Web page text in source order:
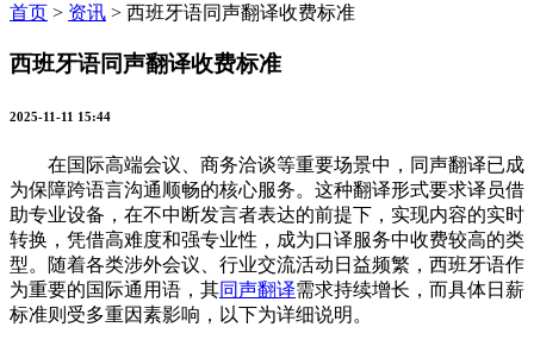
首页 > 资讯 > 西班牙语同声翻译收费标准
西班牙语同声翻译收费标准
2025-11-11 15:44
在国际高端会议、商务洽谈等重要场景中，同声翻译已成
为保障跨语言沟通顺畅的核心服务。这种翻译形式要求译员借
助专业设备，在不中断发言者表达的前提下，实现内容的实时
转换，凭借高难度和强专业性，成为口译服务中收费较高的类
型。随着各类涉外会议、行业交流活动日益频繁，西班牙语作
为重要的国际通用语，其同声翻译需求持续增长，而具体日薪
标准则受多重因素影响，以下为详细说明。